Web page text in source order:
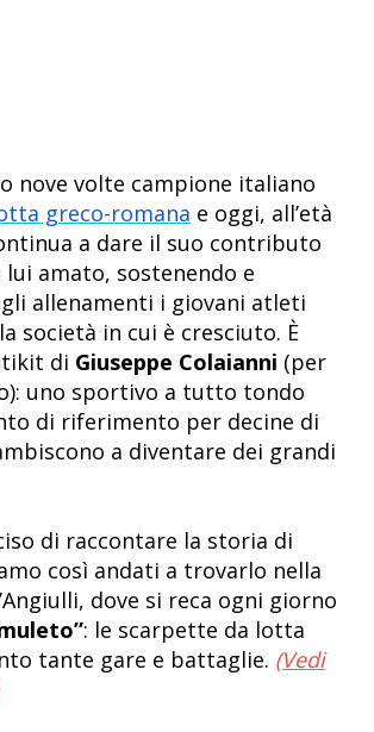
nove volte campione italiano
greco-romana e oggi, all’età
a dare il suo contributo
amato, sostenendo e
allenamenti i giovani atleti
società in cui è cresciuto. È
di Giuseppe Colaianni (per
uno sportivo a tutto tondo
di riferimento per decine di
a diventare dei grandi
di raccontare la storia di
così andati a trovarlo nella
dove si reca ogni giorno
: le scarpette da lotta
tante gare e battaglie. (Vedi